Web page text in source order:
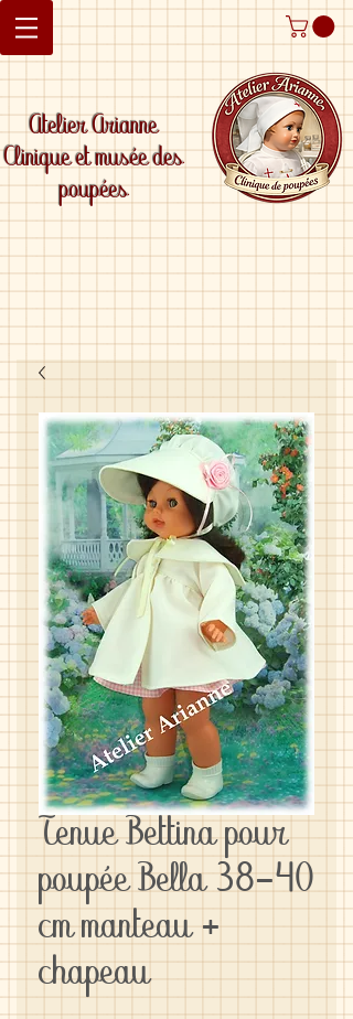
Atelier Arianne
Clinique et musée des
poupées
Tenue Bettina pour
poupée Bella 38-40
cm manteau +
chapeau